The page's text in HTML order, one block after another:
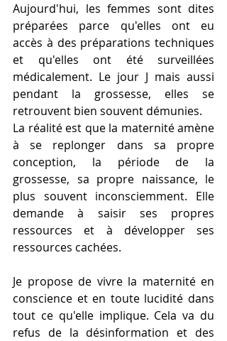
Aujourd'hui, les femmes sont dites
préparées parce qu'elles ont eu
accès à des préparations techniques
et qu'elles ont été surveillées
médicalement. Le jour J mais aussi
pendant la grossesse, elles se
retrouvent bien souvent démunies.
La réalité est que la maternité amène
à se replonger dans sa propre
conception, la période de la
grossesse, sa propre naissance, le
plus souvent inconsciemment. Elle
demande à saisir ses propres
ressources et à développer ses
ressources cachées.
Je propose de vivre la maternité en
conscience et en toute lucidité dans
tout ce qu'elle implique. Cela va du
refus de la désinformation et des